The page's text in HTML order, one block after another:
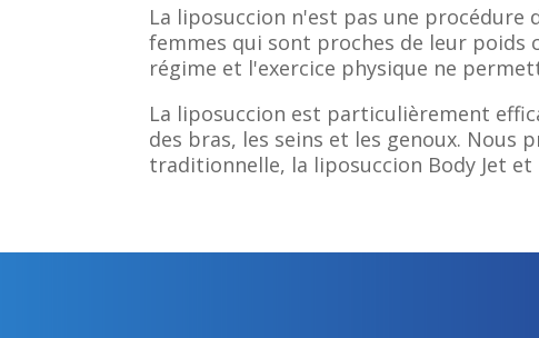
La liposuccion n'est pas une
femmes qui sont proches de leur poids
régime et l'exercice physique ne
La liposuccion est particulièrement
des bras, les seins et les genoux. Nous
traditionnelle, la liposuccion Body Jet